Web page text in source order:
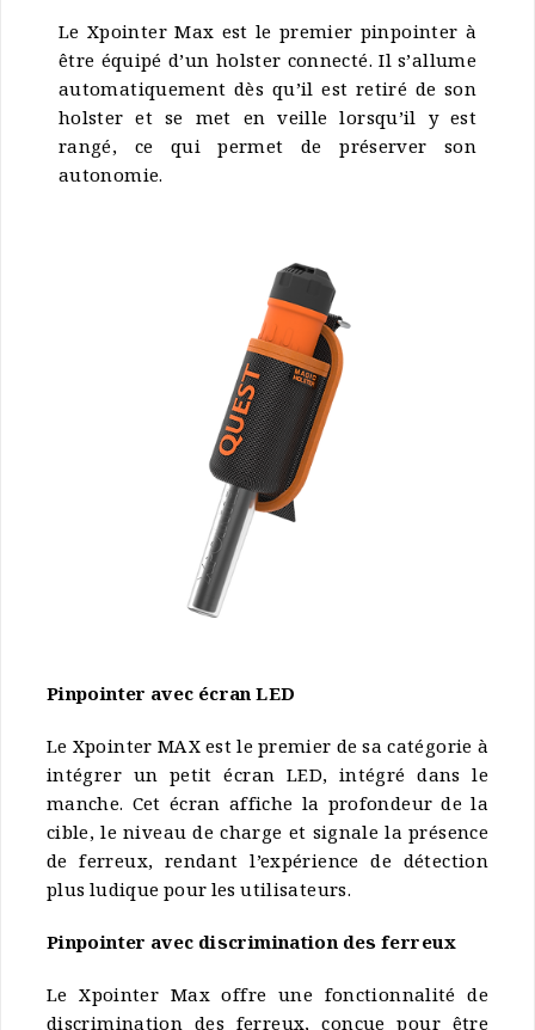
Le Xpointer Max est le premier pinpointer à
être équipé d’un holster connecté. Il s’allume
automatiquement dès qu’il est retiré de son
holster et se met en veille lorsqu’il y est
rangé, ce qui permet de préserver son
autonomie.
Pinpointer avec écran LED
Le Xpointer MAX est le premier de sa catégorie à
intégrer un petit écran LED, intégré dans le
manche. Cet écran affiche la profondeur de la
cible, le niveau de charge et signale la présence
de ferreux, rendant l’expérience de détection
plus ludique pour les utilisateurs.
Pinpointer avec discrimination des ferreux
Le Xpointer Max offre une fonctionnalité de